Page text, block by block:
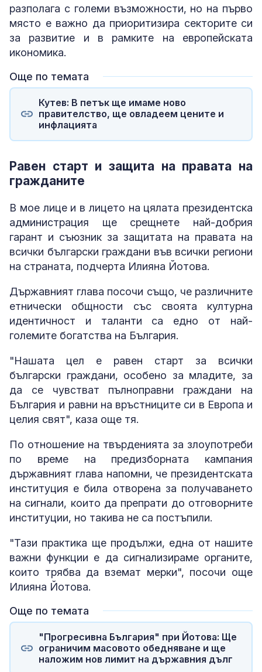
разполага с големи възможности, но на първо
място е важно да приоритизира секторите си
за развитие и в рамките на европейската
икономика.
Още по темата
Кутев: В петък ще имаме ново
правителство, ще овладеем цените и
инфлацията
Равен старт и защита на правата на
гражданите
В мое лице и в лицето на цялата президентска
администрация ще срещнете най-добрия
гарант и съюзник за защитата на правата на
всички български граждани във всички региони
на страната, подчерта Илияна Йотова.
Държавният глава посочи също, че различните
етнически общности със своята културна
идентичност и таланти са едно от най-
големите богатства на България.
"Нашата цел е равен старт за всички
български граждани, особено за младите, за
да се чувстват пълноправни граждани на
България и равни на връстниците си в Европа и
целия свят", каза още тя.
По отношение на твърденията за злоупотреби
по време на предизборната кампания
държавният глава напомни, че президентската
институция е била отворена за получаването
на сигнали, които да препрати до отговорните
институции, но такива не са постъпили.
"Тази практика ще продължи, една от нашите
важни функции е да сигнализираме органите,
които трябва да вземат мерки", посочи още
Илияна Йотова.
Още по темата
"Прогресивна България" при Йотова: Ще
ограничим масовото обедняване и ще
наложим нов лимит на държавния дълг